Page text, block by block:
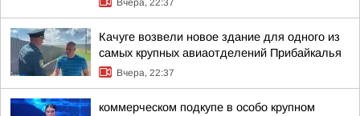
Вчера, 22:37
Качуге возвели новое здание для одного из
самых крупных авиаотделений Прибайкалья
Вчера, 22:37
коммерческом подкупе в особо крупном